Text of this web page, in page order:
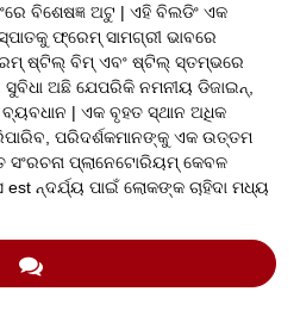
ବିଶେଷଜ୍ଞ ଅଟୁ | ଏହି ବିଲଡିଂ ଏକ
ଫ୍ରେମ୍ ସାମଗ୍ରୀ ଭାବରେ
ଷ୍ଟିଲ୍ ବିମ୍ ଏବଂ ଷ୍ଟିଲ୍ ସ୍ତମ୍ଭରେ
ଅଛି ଯେପରିକି ନମନୀୟ ଡିଜାଇନ୍,
| ଏକ ବୃହତ ସ୍ଥାନ ଅଧିକ
ପରିଦର୍ଶକମାନଙ୍କୁ ଏକ ଉତ୍ତମ
ସଂରଚନା ପ୍ଲାନେଟୋରିୟମ୍ କେବଳ
ନ୍ଦର୍ଯ୍ୟ ପାଇଁ ଲୋକଙ୍କ ଚାହିଦା ମଧ୍ୟ